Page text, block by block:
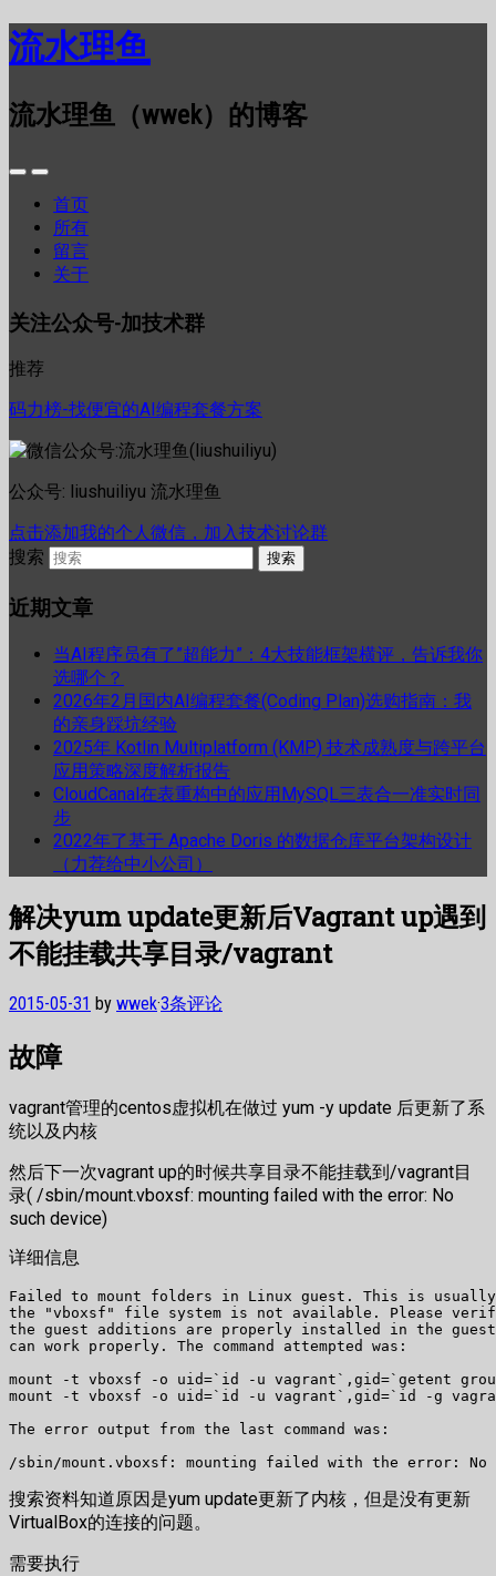
流水理鱼
流水理鱼（wwek）的博客
首页
所有
留言
关于
关注公众号-加技术群
推荐
码力榜-找便宜的AI编程套餐方案
公众号: liushuiliyu 流水理鱼
点击添加我的个人微信，加入技术讨论群
搜索
近期文章
当AI程序员有了”超能力”：4大技能框架横评，告诉我你
选哪个？
2026年2月国内AI编程套餐(Coding Plan)选购指南：我
的亲身踩坑经验
2025年 Kotlin Multiplatform (KMP) 技术成熟度与跨平台
应用策略深度解析报告
CloudCanal在表重构中的应用MySQL三表合一准实时同
步
2022年了基于 Apache Doris 的数据仓库平台架构设计
（力荐给中小公司）
解决yum update更新后Vagrant up遇到
不能挂载共享目录/vagrant
2015-05-31 by wwek·3条评论
故障
vagrant管理的centos虚拟机在做过 yum -y update 后更新了系
统以及内核
然后下一次vagrant up的时候共享目录不能挂载到/vagrant目
录( /sbin/mount.vboxsf: mounting failed with the error: No
such device)
详细信息
Failed to mount folders in Linux guest. This is usually
the "vboxsf" file system is not available. Please
the guest additions are properly installed in the guest
can work properly. The command attempted was:
mount -t vboxsf -o uid=`id -u vagrant`,gid=`getent
mount -t vboxsf -o uid=`id -u vagrant`,gid=`id -g
The error output from the last command was:
/sbin/mount.vboxsf: mounting failed with the error: No
搜索资料知道原因是yum update更新了内核，但是没有更新
VirtualBox的连接的问题。
需要执行